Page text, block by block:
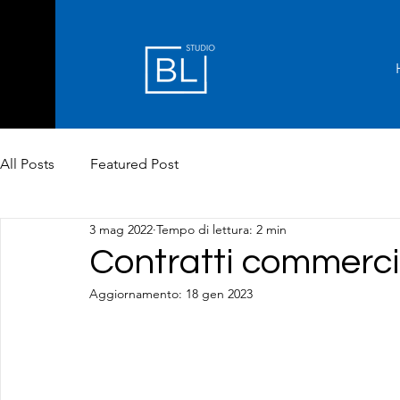
All Posts Featured Post
Contratti
3 mag 2022 Tempo di lettura: 2 min
Aggiornamento: 18 gen 2023